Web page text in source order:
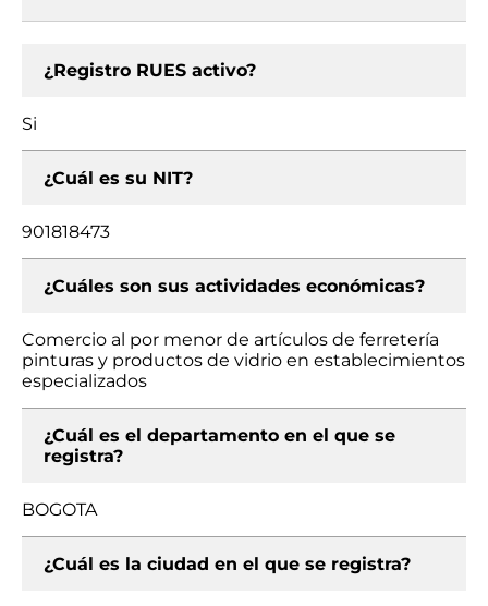
¿Registro RUES activo?
Si
¿Cuál es su NIT?
901818473
¿Cuáles son sus actividades económicas?
Comercio al por menor de artículos de ferretería
pinturas y productos de vidrio en establecimientos
especializados
¿Cuál es el departamento en el que se
registra?
BOGOTA
¿Cuál es la ciudad en el que se registra?